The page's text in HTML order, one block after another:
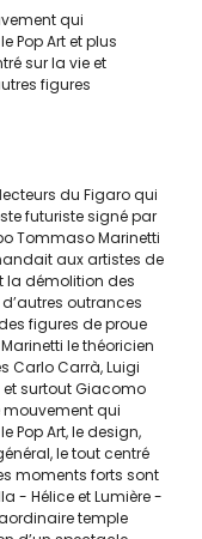
qui
Pop Art et plus
sur la vie et
figures
du Figaro qui
futuriste signé par
Tommaso Marinetti
aux artistes de
la démolition des
outrances
figures de proue
le théoricien
Carlo Carrà, Luigi
et surtout Giacomo
mouvement qui
Pop Art, le design,
le tout centré
moments forts sont
- Hélice et Lumière -
temple